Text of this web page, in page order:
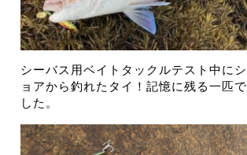
シーバス用ベイトタックルテスト中にシ
ョアから釣れたタイ！記憶に残る一匹で
した。